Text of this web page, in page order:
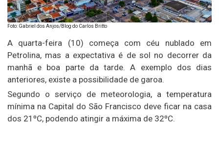
Foto: Gabriel dos Anjos/Blog do Carlos Britto
A quarta-feira (10) começa com céu nublado em
Petrolina, mas a expectativa é de sol no decorrer da
manhã e boa parte da tarde. A exemplo dos dias
anteriores, existe a possibilidade de garoa.
Segundo o serviço de meteorologia, a temperatura
mínima na Capital do São Francisco deve ficar na casa
dos 21ºC, podendo atingir a máxima de 32ºC.